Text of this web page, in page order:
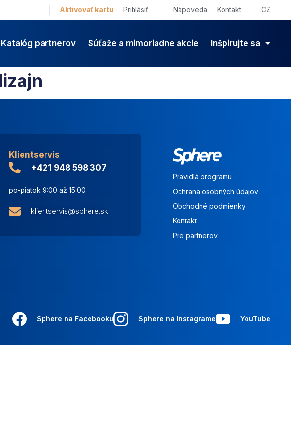
Aktivovať kartu Prihlásiť Nápoveda Kontakt CZ
Katalóg partnerov Súťaže a mimoriadne akcie Inšpirujte sa
Klientservis
+421 948 598 307
po-piatok 9:00 až 15:00
klientservis@sphere.sk
Pravidlá programu
Ochrana osobných údajov
Obchodné podmienky
Kontakt
Pre partnerov
Sphere na Facebooku Sphere na Instagrame YouTube